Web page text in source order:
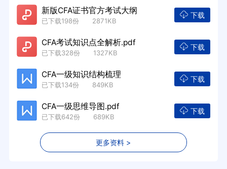
新版CFA证书官方考试大纲
已下载198份 2871KB
下载
CFA考试知识点全解析.pdf
已下载328份 1327KB
下载
CFA一级知识结构梳理
已下载134份 849KB
下载
CFA一级思维导图.pdf
已下载642份 689KB
下载
更多资料 >